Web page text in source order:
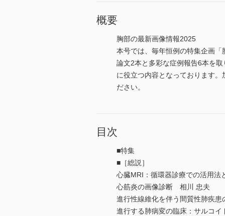
概要
胸部の最新画像情報2025
本号では、毎年恒例の特集企画
論文2本と多彩な症例報告6本を
に役立つ内容となっております
ださい。
目次
■特集
■［総説］
心臓MRI：循環器診療での活用
心筋炎の画像診断 相川 忠夫
進行性線維化を伴う間質性肺疾
進行する肺病変の臨床：サルコ